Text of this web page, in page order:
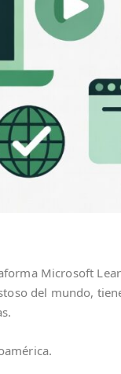
Microsoft
del mundo,